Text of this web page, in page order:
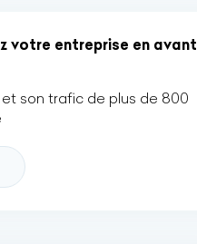
votre entreprise en avant
son trafic de plus de 800